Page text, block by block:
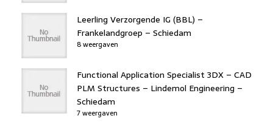
Leerling Verzorgende IG (BBL) –
Frankelandgroep – Schiedam
8 weergaven
Functional Application Specialist 3DX – CAD
PLM Structures – Lindemol Engineering –
Schiedam
7 weergaven